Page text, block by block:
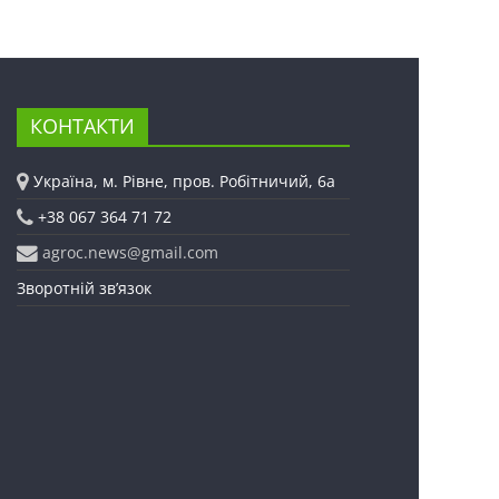
КОНТАКТИ
Україна, м. Рівне, пров. Робітничий, 6а
+38 067 364 71 72
agroc.news@gmail.com
Зворотній зв’язок